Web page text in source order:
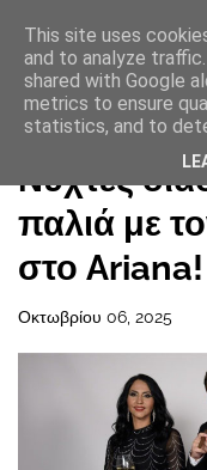
Αρχική σελίδα
Νύχτες
παλιά με
στο Ariana!
Οκτωβρίου 06, 2025
This site uses
and to analyze
shared with Google
metrics to ensure
statistics, and to